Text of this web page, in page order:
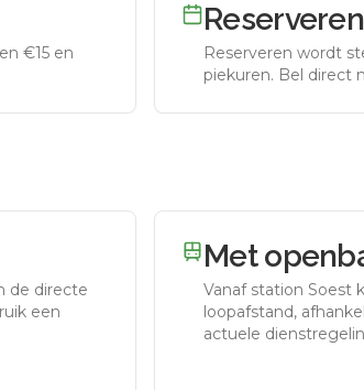
€15 en
Reserveren
Reserveren wordt
piekuren. Bel direct
de directe
een
Met
Vanaf station Soest
loopafstand,
actuele